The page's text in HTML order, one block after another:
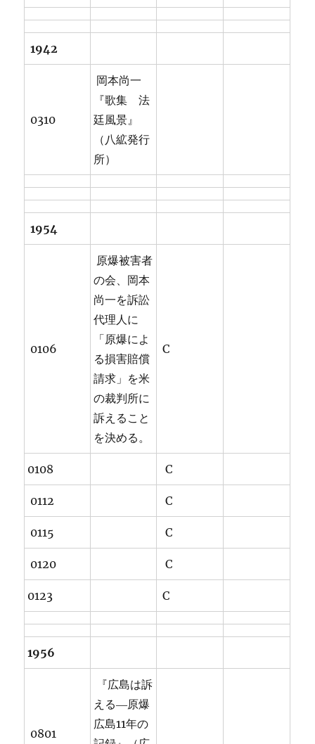
1942
0310
岡本尚一
『歌集 法
廷風景』
（八絋発行
所）
1954
0106
原爆被害者
の会、岡本
尚一を訴訟
代理人に
「原爆によ
る損害賠償
請求」を米
の裁判所に
訴えること
を決める。
C
0108 C
0112 C
0115 C
0120 C
0123 C
1956
0801
『広島は訴
える―原爆
広島11年の